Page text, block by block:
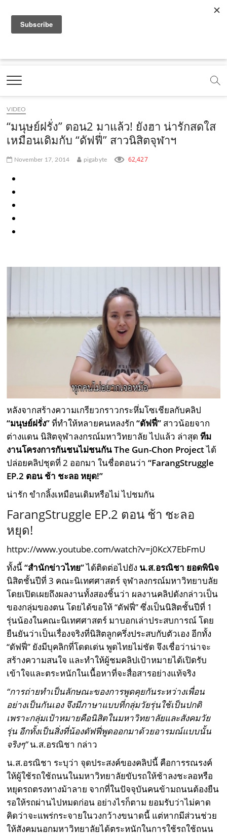
a
e
b
o
o
k
o
t
b
.
.
o
e
m
t
g
a
t
k
c
Marketing Oops!
DIGITAL | CREATIVE | ADVERTISING | CAMPAIGN |
VIDEO
“มนุษย์ฝรั่ง” ตอน2 มาแล้ว! ยังฮา น่ารักสดใส
เหมือนเดิมกับ “ดัฟฟี่” สาวนิสิตจุฬาฯ
November 17, 2014 pigabyte 62,427
หลังจากสร้างความเกรียวกราวกระหึ่มโซเชียลกับคลิป
“มนุษย์ฝรั่ง”ที่ทำให้หลายคนหลงรัก“ดัฟฟี่” สาวน้อยจาก
ต่างแดน นิสิตจุฬาลงกรณ์มหาวิทยาลัย ไปแล้ว ล่าสุดทีม
งานโครงการกันชนไม่ชนกัน The Gun-Chon Projectได้
ปล่อยคลิปชุดที่ 2 ออกมา ในชื่อตอนว่า “FarangStruggle
EP.2 ตอน ช้า ชะลอ หยุด!”
น่ารัก ขำกลิ้งเหมือนเดิมหรือไม่ ไปชมกัน
FarangStruggle EP.2 ตอน ช้า ชะลอ
หยุด!
httpv://www.youtube.com/watch?v=j0KcX7EbFmU
ทั้งนี้“สำนักข่าวไทย”ได้ติดต่อไปยัง น.ส.อรณิชา ยอดพินิจ
นิสิตชั้นปีที่ 3 คณะนิเทศศาสตร์ จุฬาลงกรณ์มหาวิทยาบลัย
โดยเปิดเผยถึงผลงานทั้งสองชิ้นว่า ผลงานคลิปดังกล่าวเป็น
ของกลุ่มของตน โดยได้ขอให้ “ดัฟฟี่” ซึ่งเป็นนิสิตชั้นปีที่ 1
รุ่นน้องในคณะนิเทศศาสตร์ มาบอกเล่าประสบการณ์ โดย
ยืนยันว่าเป็นเรื่องจริงที่นิสิตลูกครึ่งประสบกับตัวเอง อีกทั้ง
“ดัฟฟี่” ยังมีบุคลิกที่โดดเด่น พูดไทยไม่ชัด จึงเชื่อว่าน่าจะ
สร้างความสนใจ และทำให้ผู้ชมคลิปเป้าหมายได้เปิดรับ
เข้าใจและตระหนักในเนื้อหาที่จะสื่อสารอย่างแท้จริง
“การถ่ายทำเป็นลักษณะของการพูดคุยกันระหว่างเพื่อน
อย่างเป็นกันเอง จึงมีภาษาแบบที่กลุ่มวัยรุ่นใช้เป็นปกติ
เพราะกลุ่มเป้าหมายคือนิสิตในมหาวิทยาลัยและสังคมวัย
รุ่น อีกทั้งเป็นสิ่งที่น้องดัฟฟี่พูดออกมาด้วยอารมณ์แบบนั้น
จริงๆ”น.ส.อรณิชา กล่าว
น.ส.อรณิชา ระบุว่า จุดประสงค์ของคลิปนี้ คือการรณรงค์
ให้ผู้ใช้รถใช้ถนนในมหาวิทยาลัยขับรถให้ช้าลงชะลอหรือ
หยุดรถตรงทางม้าลาย จากที่ในปัจจุบันคนข้ามถนนต้องยืน
รอให้รถผ่านไปหมดก่อน อย่างไรก็ตาม ยอมรับว่าไม่คาด
คิดว่าจะแพร่กระจายในวงกว้างขนาดนี้ แต่หากมีส่วนช่วย
ให้สังคมนอกมหาวิทยาลัยได้ตระหนักในการใช้รถใช้ถนน